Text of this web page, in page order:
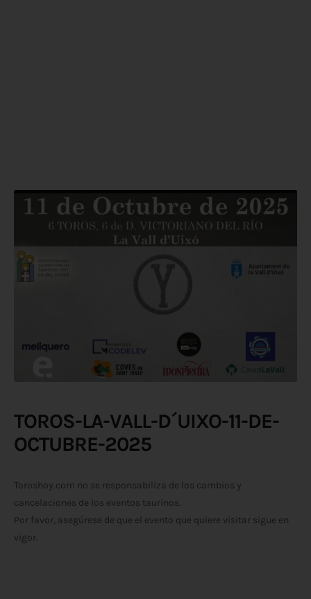
TOROS-LA-VALL-D´UIXO-11-DE-
OCTUBRE-2025
Toroshoy.com no se responsabiliza de los cambios y
cancelaciones de los eventos taurinos.
Por favor, asegúrese de que el evento que quiere visitar sigue en
vigor.